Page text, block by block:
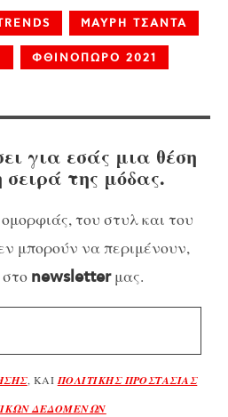
ΜΑΥΡΗ ΤΣΑΝΤΑ
ΦΘΙΝΟΠΩΡΟ 2021
για εσάς μια θέση
της μόδας.
του στυλ και του
μπορούν να περιμένουν,
newsletterμας.
, ΚΑΙ ΠΟΛΙΤΙΚΗΣ ΠΡΟΣΤΑΣΙΑΣ
ΔΕΔΟΜΕΝΩΝ